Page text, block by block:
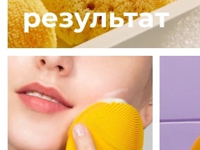
результат
Израиль
Италия
Япония